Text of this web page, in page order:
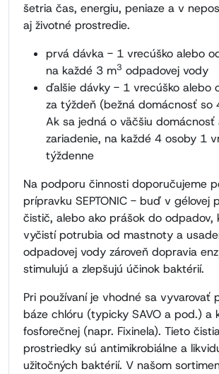
šetria čas, energiu, peniaze a v
aj životné prostredie.
prvá dávka - 1 vrecúško alebo
na každé 3 m3 odpadovej vody
ďalšie dávky - 1 vrecúško alebo
za týždeň (bežná domácnosť so
Ak sa jedná o väčšiu domácnosť
zariadenie, na každé 4 osoby 1
týždenne
Na podporu činnosti doporučujeme
prípravku SEPTONIC - buď v gélovej
čistič, alebo ako prášok do odpadov,
vyčistí potrubia od mastnoty a
odpadovej vody zároveň dopravia
stimulujú a zlepšujú účinok baktérií.
Pri používaní je vhodné sa vyvarovať
báze chlóru (typicky SAVO a pod.) a
fosforečnej (napr. Fixinela). Tieto
prostriedky sú antimikrobiálne a
užitočných baktérií. V našom